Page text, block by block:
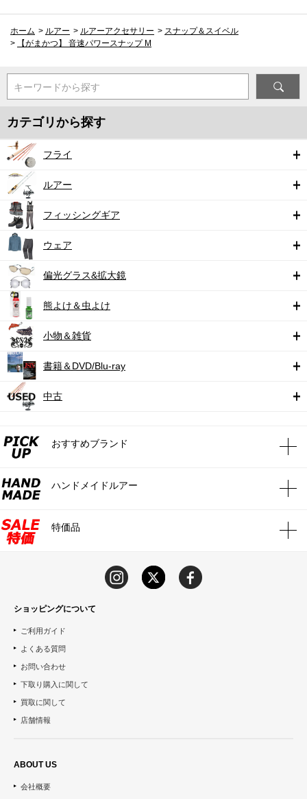
ホーム > ルアー > ルアーアクセサリー > スナップ＆スイベル
>
【がまかつ】 音速パワースナップ M
キーワードから探す
カテゴリから探す
フライ
ルアー
フィッシングギア
ウェア
偏光グラス&拡大鏡
熊よけ＆虫よけ
小物＆雑貨
書籍＆DVD/Blu-ray
中古
おすすめブランド
ハンドメイドルアー
特価品
ショッピングについて
ご利用ガイド
よくある質問
お問い合わせ
下取り購入に関して
買取に関して
店舗情報
ABOUT US
会社概要